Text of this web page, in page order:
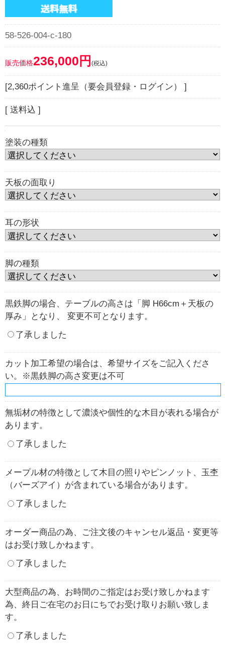
58-526-004-c-180
販売価格236,000円 (税込)
[2,360ポイント進呈（要会員登録・ログイン） ]
[ 送料込 ]
塗装の種類
天板の面取り
耳の形状
脚の種類
黒鉄脚の場合、テーブルの高さは「脚 H66cm＋天板の
厚み」となり、 変更不可となります。
了承しました
カット加工希望の場合は、希望サイズをご記入くださ
い。※黒鉄脚の高さ変更は不可
無垢材の特徴として濃淡や個性的な木目が表れる場合が
あります。
了承しました
メープル材の特徴として木目の照りやピンノット、玉杢
（バーズアイ）が含まれている場合があります。
了承しました
オーダー商品の為、ご注文後のキャンセル返品・変更等
はお受け致しかねます。
了承しました
大型商品の為、お時間のご指定はお受け致しかねます
為、終日ご在宅のお日にちでお受け取りお願い致しま
す。
了承しました